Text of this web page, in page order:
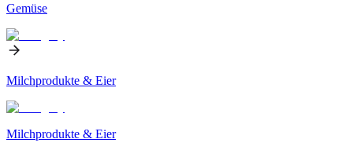
Gemüse
Milchprodukte & Eier
Milchprodukte & Eier